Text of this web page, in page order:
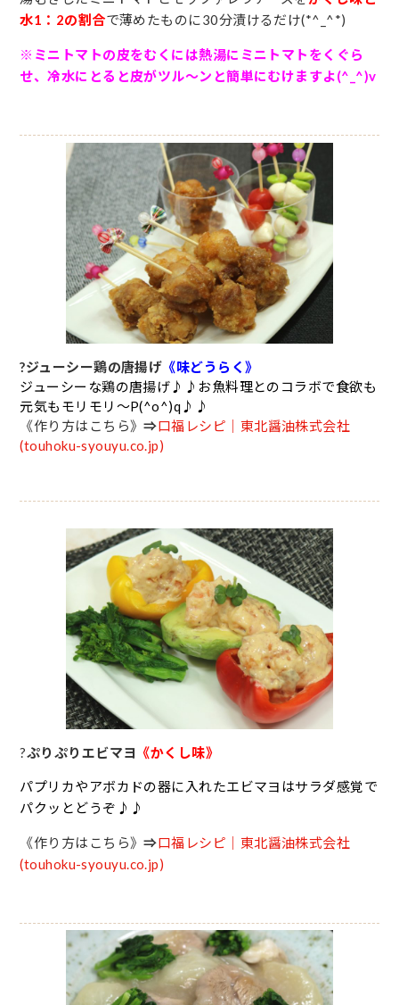
水1：2の割合で薄めたものに30分漬けるだけ(*^_^*)
※ミニトマトの皮をむくには熱湯にミニトマトをくぐら
せ、冷水にとると皮がツル～ンと簡単にむけますよ(^_^)v
?ジューシー鶏の唐揚げ 《味どうらく》
ジューシーな鶏の唐揚げ♪♪お魚料理とのコラボで食欲も
元気も モリモリ～P(^o^)q♪♪
《作り方はこちら》⇒口福レシピ｜東北醤油株式会社
(touhoku-syouyu.co.jp)
?ぷりぷりエビマヨ 《かくし味》
パプリカやアボカドの器に入れたエビマヨはサラダ感覚で
パクッとどうぞ♪♪
《作り方はこちら》⇒口福レシピ｜東北醤油株式会社
(touhoku-syouyu.co.jp)